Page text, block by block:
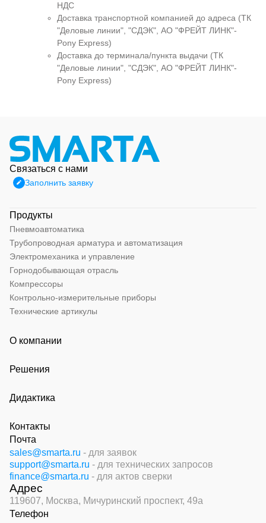
НДС
Доставка транспортной компанией до адреса (ТК
"Деловые линии", "СДЭК", АО "ФРЕЙТ ЛИНК"-
Pony Express)
Доставка до терминала/пункта выдачи (ТК
"Деловые линии", "СДЭК", АО "ФРЕЙТ ЛИНК"-
Pony Express)
Связаться с нами
Заполнить заявку
Продукты
Пневмоавтоматика
Трубопроводная арматура и автоматизация
Электромеханика и управление
Горнодобывающая отрасль
Компрессоры
Контрольно-измерительные приборы
Технические артикулы
О компании
Решения
Дидактика
Контакты
Почта
sales@smarta.ru - для заявок
support@smarta.ru - для технических запросов
finance@smarta.ru - для актов сверки
Адрес
119607, Москва, Мичуринский проспект, 49а
Телефон